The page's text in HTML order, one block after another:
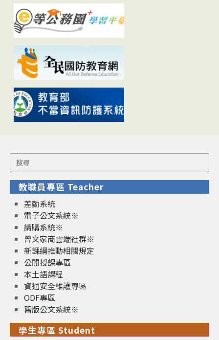
Search
for:
教職員專區 Teacher
差勤系統
電子公文系統※
請購系統※
曾文家商雲端社群※
新課綱推動相關規定
公開授課專區
本土語課程
資通安全維護專區
ODF專區
舊版公文系統※
學生專區 Student